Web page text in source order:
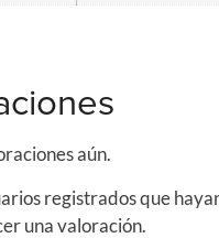
aún.
registrados que
una valoración.